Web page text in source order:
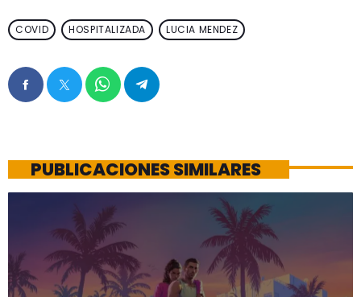
COVID HOSPITALIZADA LUCIA MENDEZ
PUBLICACIONES SIMILARES